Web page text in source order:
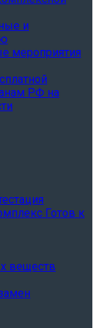
и
мероприятия
РФ на
Готов к
веществ